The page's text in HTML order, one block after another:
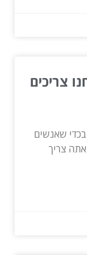
צריכים
שאנשים
צריך